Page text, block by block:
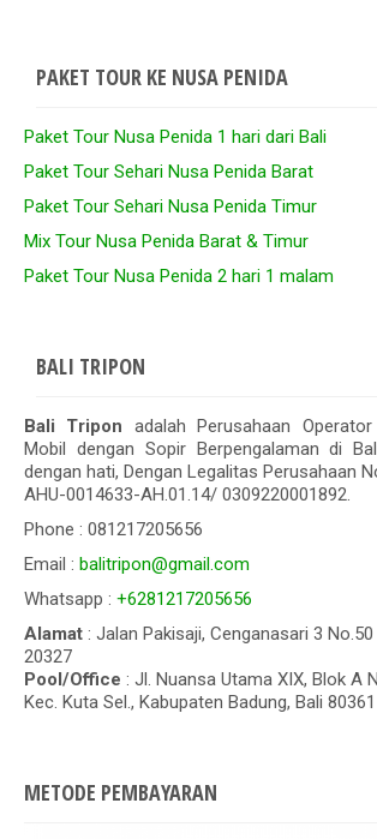
PAKET TOUR KE NUSA PENIDA
Paket Tour Nusa Penida 1 hari dari Bali
Paket Tour Sehari Nusa Penida Barat
Paket Tour Sehari Nusa Penida Timur
Mix Tour Nusa Penida Barat & Timur
Paket Tour Nusa Penida 2 hari 1 malam
BALI TRIPON
Bali Tripon adalah Perusahaan
Mobil dengan Sopir Berpengalaman di
dengan hati, Dengan Legalitas Perusahaan
AHU-0014633-AH.01.14/ 0309220001892.
Phone : 081217205656
Email : balitripon@gmail.com
Whatsapp : +6281217205656
Alamat : Jalan Pakisaji, Cenganasari 3
20327
Pool/Office : Jl. Nuansa Utama XIX, Blok A
Kec. Kuta Sel., Kabupaten Badung, Bali 80361
METODE PEMBAYARAN